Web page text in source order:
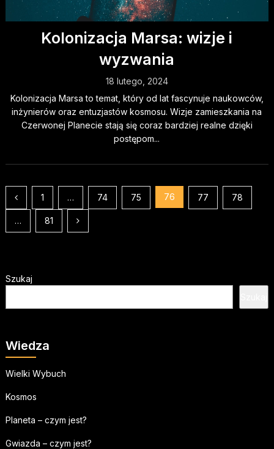
Kolonizacja Marsa: wizje i
wyzwania
18 lutego, 2024
Kolonizacja Marsa to temat, który od lat fascynuje naukowców,
inżynierów oraz entuzjastów kosmosu. Wizje zamieszkania na
Czerwonej Planecie stają się coraz bardziej realne dzięki
postępom...
Stronicowanie
wpisów
1 … 74 75 76 77 78
… 81
Szukaj
Wiedza
Wielki Wybuch
Kosmos
Planeta – czym jest?
Gwiazda – czym jest?